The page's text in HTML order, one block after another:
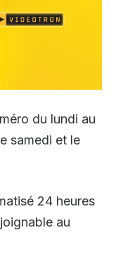
du lundi au
samedi et le
24 heures
au